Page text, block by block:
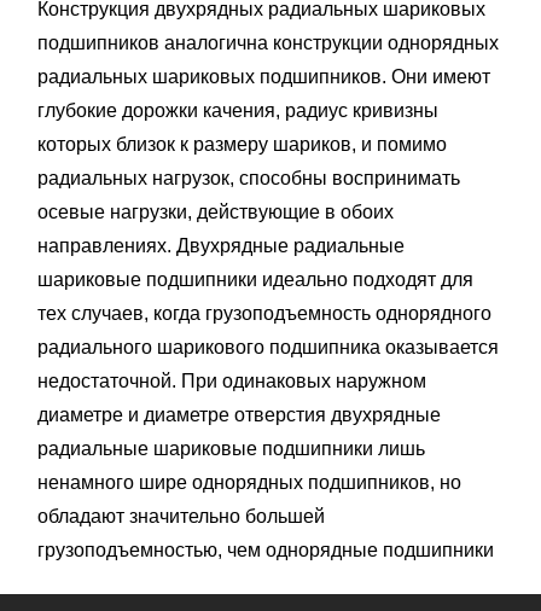
Конструкция двухрядных радиальных шариковых
подшипников аналогична конструкции однорядных
радиальных шариковых подшипников. Они имеют
глубокие дорожки качения, радиус кривизны
которых близок к размеру шариков, и помимо
радиальных нагрузок, способны воспринимать
осевые нагрузки, действующие в обоих
направлениях. Двухрядные радиальные
шариковые подшипники идеально подходят для
тех случаев, когда грузоподъемность однорядного
радиального шарикового подшипника оказывается
недостаточной. При одинаковых наружном
диаметре и диаметре отверстия двухрядные
радиальные шариковые подшипники лишь
ненамного шире однорядных подшипников, но
обладают значительно большей
грузоподъемностью, чем однорядные подшипники